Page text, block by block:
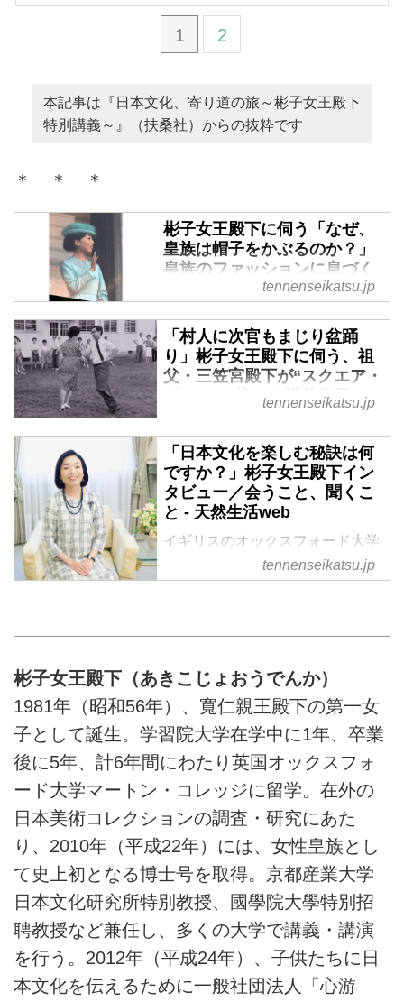
1 2
本記事は『日本文化、寄り道の旅～彬子女王殿下
特別講義～』（扶桑社）からの抜粋です
＊ ＊ ＊
彬子女王殿下に伺う「なぜ、
皇族は帽子をかぶるのか？」
皇族のファッションに息づく
伝統とその意味、知られざる
web
イギリスのオックスフォード大学
で日本美術史を研究し、女性皇族
として史上初となる博士号を取得
された、三笠宮家の彬子（あき
こ）女王殿下。皇族が帽子をかぶ
られる理由と受け継がれる伝統に
ついて、お教えいただきました。
（『日本文化、寄り道の旅～彬子
女王殿下特別講義～』より）
tennenseikatsu.jp
「村人に次官もまじり盆踊
り」彬子女王殿下に伺う、祖
父・三笠宮殿下が“スクエア・
ダンス”に込めた戦後復興への
熱い想い - 天然生活web
イギリスのオックスフォード大学
で日本美術史を研究し、女性皇族
として史上初となる博士号を取得
された、三笠宮家の彬子（あき
殿下とスクエア・ダンスとの関わ
りについて、平和への願いが込め
tennenseikatsu.jp
「日本文化を楽しむ秘訣は何
ですか？」彬子女王殿下イン
タビュー／会うこと、聞くこ
と - 天然生活web
イギリスのオックスフォード大学
で日本美術史を研究し、女性皇族
として初めて博士号を取得され
して全国各地で活動されていま
す。ご著書『日本文化、寄り道の
旅～彬子女王殿下特別講義～』の
刊行にあたり、彬子さまが大切に
していらっしゃるお考えを伺いま
した。（『天然生活』2026年1月
号掲載）
tennenseikatsu.jp
彬子女王殿下（あきこじょおうでんか）
1981年（昭和56年）、寬仁親王殿下の第一女
子として誕生。学習院大学在学中に1年、卒業
後に5年、計6年間にわたり英国オックスフォ
ード大学マートン・コレッジに留学。在外の
日本美術コレクションの調査・研究にあた
り、2010年（平成22年）には、女性皇族とし
て史上初となる博士号を取得。京都産業大学
日本文化研究所特別教授、國學院大學特別招
聘教授など兼任し、多くの大学で講義・講演
を行う。2012年（平成24年）、子供たちに日
本文化を伝えるために一般社団法人「心游